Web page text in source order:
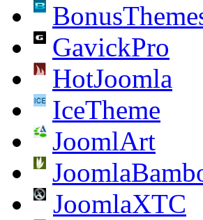
GavickPro
HotJoomla
IceTheme
JoomlArt
JoomlaXTC